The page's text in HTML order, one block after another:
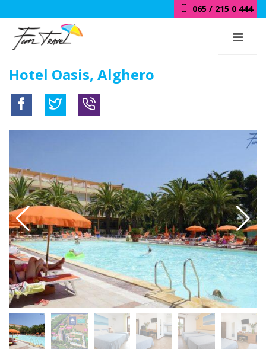
065 / 215 0 444
Hotel Oasis, Alghero